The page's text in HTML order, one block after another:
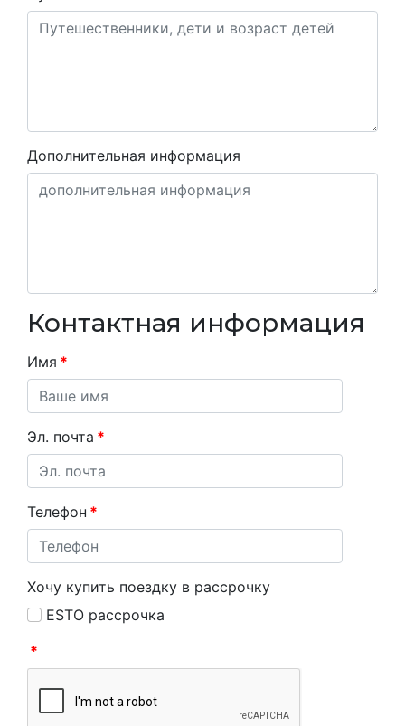
Дополнительная информация
Контактная информация
Имя *
Эл. почта *
Телефон *
Хочу купить поездку в рассрочку
ESTO рассрочка
*